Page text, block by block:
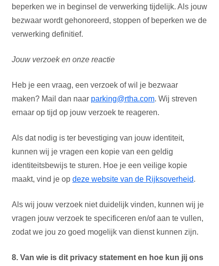
beperken we in beginsel de verwerking tijdelijk. Als jouw
bezwaar wordt gehonoreerd, stoppen of beperken we de
verwerking definitief.
Jouw verzoek en onze reactie
Heb je een vraag, een verzoek of wil je bezwaar
maken? Mail dan naar parking@rtha.com. Wij streven
ernaar op tijd op jouw verzoek te reageren.
Als dat nodig is ter bevestiging van jouw identiteit,
kunnen wij je vragen een kopie van een geldig
identiteitsbewijs te sturen. Hoe je een veilige kopie
maakt, vind je op deze website van de Rijksoverheid.
Als wij jouw verzoek niet duidelijk vinden, kunnen wij je
vragen jouw verzoek te specificeren en/of aan te vullen,
zodat we jou zo goed mogelijk van dienst kunnen zijn.
8. Van wie is dit privacy statement en hoe kun jij ons